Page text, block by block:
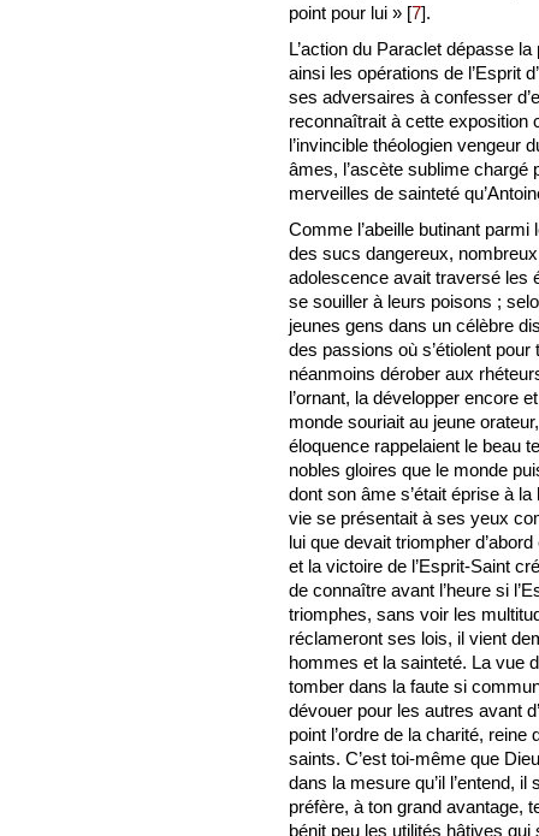
point pour lui » [7].
L’action du Paraclet dépasse
ainsi les opérations de l’Esprit
ses adversaires à confesser
reconnaîtrait à cette exposition
l’invincible théologien vengeur
âmes, l’ascète sublime chargé
merveilles de sainteté
Comme l’abeille butinant
des sucs dangereux,
adolescence avait traversé les
se souiller à leurs poisons ;
jeunes gens dans un célèbre
des passions où s’étiolent
néanmoins dérober aux
l’ornant, la développer encore
monde souriait au jeune
éloquence rappelaient le beau
nobles gloires que le monde
dont son âme s’était éprise à
vie se présentait à ses yeux
lui que devait triompher
et la victoire de l’Esprit-Saint
de connaître avant l’heure si
triomphes, sans voir les
réclameront ses lois, il vient
hommes et la sainteté. La vue
tomber dans la faute si
dévouer pour les autres avant
point l’ordre de la charité,
saints. C’est toi-même que
dans la mesure qu’il l’entend,
préfère, à ton grand avantage,
bénit peu les utilités hâtives